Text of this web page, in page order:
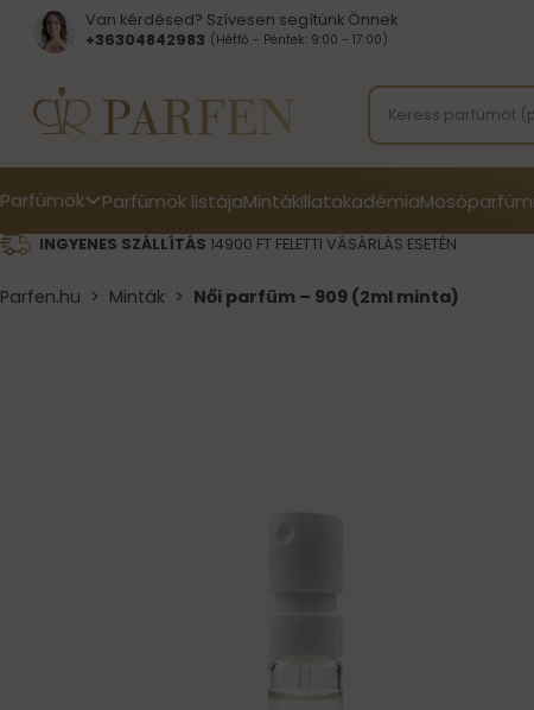
Van kérdésed? Szívesen segítünk Önnek
+36304842983 (Hétfő - Péntek: 9:00 - 17:00)
Parfümök Parfümök listájaMintákIllatakadémia
INGYENES SZÁLLÍTÁS 14900 FT FELETTI VÁSÁRLÁS ESETÉN
Parfen.hu > Minták > Női parfüm – 909 (2ml minta)